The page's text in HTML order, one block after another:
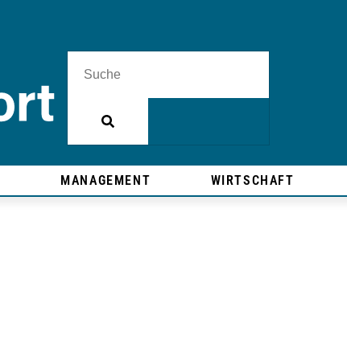
MANAGEMENT WIRTSCHAFT